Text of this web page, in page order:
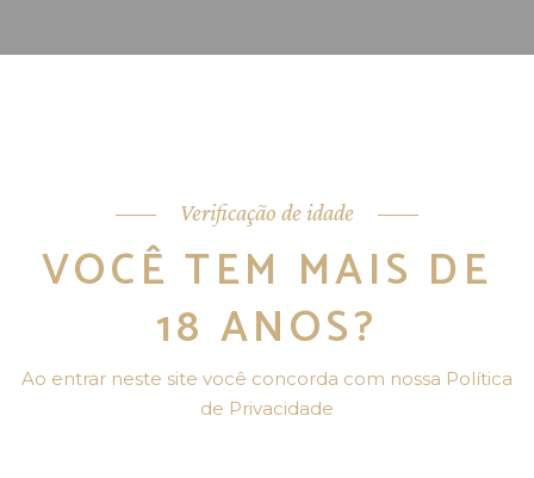
Verificação de idade
VOCÊ TEM MAIS DE
18 ANOS?
Ao entrar neste site você concorda com nossa Política
de Privacidade
SUAS CARACTERÍSTICAS
(CREMOSO, SECO, FRUTADO,
HERBAL)